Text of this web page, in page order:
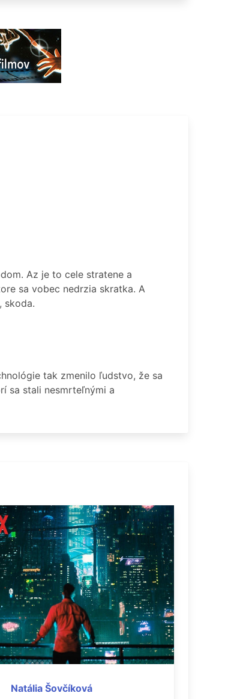
Az je to cele stratene a
sa vobec nedrzia skratka. A
skoda.
tak zmenilo ľudstvo, že sa
sa stali nesmrteľnými a
Natália Šovčíková